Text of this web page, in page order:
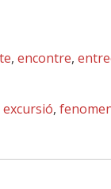
, encontre,
excursió,